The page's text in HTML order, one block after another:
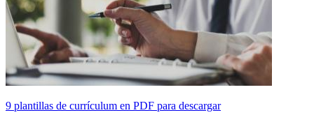
9 plantillas de currículum en PDF para descargar